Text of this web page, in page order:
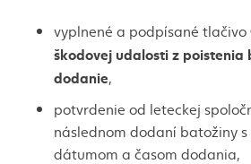
vyplnené a podpísané tlačivo
škodovej udalosti z poistenia
dodanie,
potvrdenie od leteckej
následnom dodaní batožiny
dátumom a časom dodania,